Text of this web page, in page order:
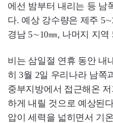
에선 밤부터 내리는 등 남
다. 예상 강수량은 제주
경남 5∼10㎜, 나머지 지
비는 삼일절 연휴 동안 내
히 3월 2일 우리나라 남쪽
중부지방에서 접근해온
하게 내릴 것으로 예상된
압이 세력을 넓히면서 기